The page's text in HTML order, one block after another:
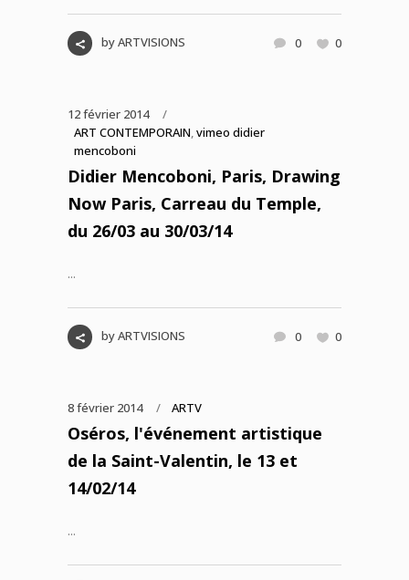
byARTVISIONS 0 0
12 février 2014
ART CONTEMPORAIN,vimeo didier
mencoboni
Didier Mencoboni, Paris, Drawing
Now Paris, Carreau du Temple,
du 26/03 au 30/03/14
...
byARTVISIONS 0 0
8 février 2014 ARTV
Oséros, l'événement artistique
de la Saint-Valentin, le 13 et
14/02/14
...